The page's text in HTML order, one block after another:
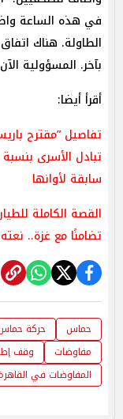
في هذه الساعة
الطاولة. هناك
بآخر. المسؤولية
أقرأ أيضا:
تفاصيل ”مقترح
سابقة لأوانها
القصة الكاملة
تضامنًا مع غزة..
حماس حركة
مفاوضات
وقف
المفاوضات في